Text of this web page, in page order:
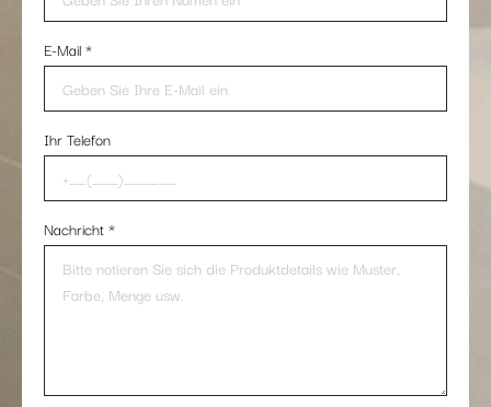
E-Mail*
Ihr Telefon
Nachricht*